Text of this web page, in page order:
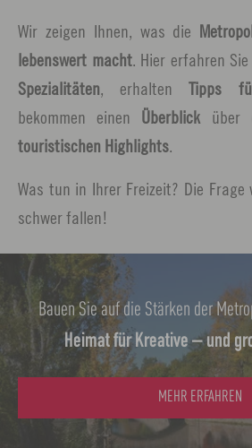
Wir zeigen Ihnen, was die
lebenswert macht. Hier erfahren
Spezialitäten, erhaltenTipps
bekommen einen Überblick über
touristischen Highlights.
Was tun in Ihrer Freizeit? Die
schwer fallen!
Heimat für Kreative – und
Bauen Sie auf die Stärken der
MEHR ERFAHREN